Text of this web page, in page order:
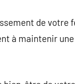
de
à maintenir